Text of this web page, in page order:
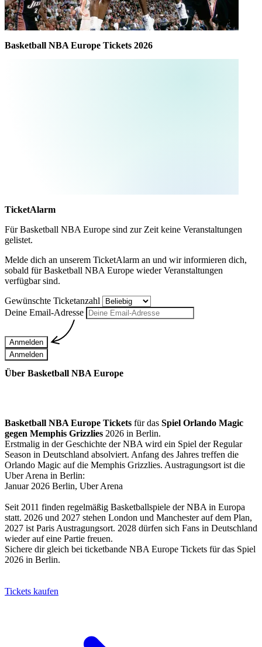
Basketball NBA Europe Tickets 2026
TicketAlarm
FürBasketball NBA Europe sind zur Zeit keine Veranstaltungen
gelistet.
Melde dich an unserem TicketAlarm an und wir informieren dich,
sobald fürBasketball NBA Europe wieder Veranstaltungen
verfügbar sind.
Gewünschte Ticketanzahl
Deine Email-Adresse
Anmelden
Anmelden
Über Basketball NBA Europe
Basketball NBA Europe Tickets für das Spiel Orlando Magic
gegen Memphis Grizzlies 2026 in Berlin.
Erstmalig in der Geschichte der NBA wird ein Spiel der Regular
Season in Deutschland absolviert. Anfang des Jahres treffen die
Orlando Magic auf die Memphis Grizzlies. Austragungsort ist die
Uber Arena in Berlin:
Januar 2026 Berlin, Uber Arena
Seit 2011 finden regelmäßig Basketballspiele der NBA in Europa
statt. 2026 und 2027 stehen London und Manchester auf dem Plan,
2027 ist Paris Austragungsort. 2028 dürfen sich Fans in Deutschland
wieder auf eine Partie freuen.
Sichere dir gleich bei ticketbande NBA Europe Tickets für das Spiel
2026 in Berlin.
Tickets kaufen